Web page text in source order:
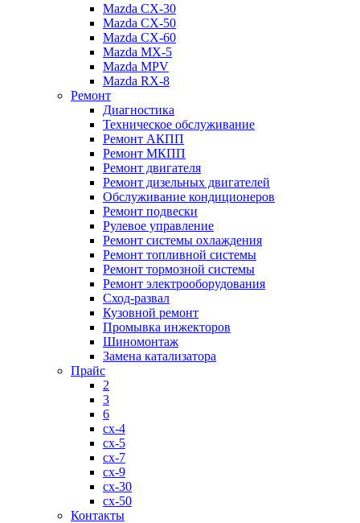
Mazda CX-30
Mazda СХ-50
Mazda СХ-60
Mazda MX-5
Mazda MPV
Mazda RX-8
Ремонт
Диагностика
Техническое обслуживание
Ремонт АКПП
Ремонт МКПП
Ремонт двигателя
Ремонт дизельных двигателей
Обслуживание кондиционеров
Ремонт подвески
Рулевое управление
Ремонт системы охлаждения
Ремонт топливной системы
Ремонт тормозной системы
Ремонт электрооборудования
Сход-развал
Кузовной ремонт
Промывка инжекторов
Шиномонтаж
Замена катализатора
Прайс
2
3
6
cx-4
cx-5
cx-7
cx-9
cx-30
cx-50
Контакты